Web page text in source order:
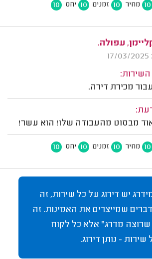
10 מחיר 10 זמנים 10 יחס 10
עפולה.
השירות:
עבור מכירת דירה.
מבסוט מהעבודה שלו! הוא עשר!
10 מחיר 10 זמנים 10 יחס 10
יש דירוג על כל שירות, זה
שמייצרים את האמינות. זה
שרוצה מדרג" אלא כל לקוח
- נותן דירוג.